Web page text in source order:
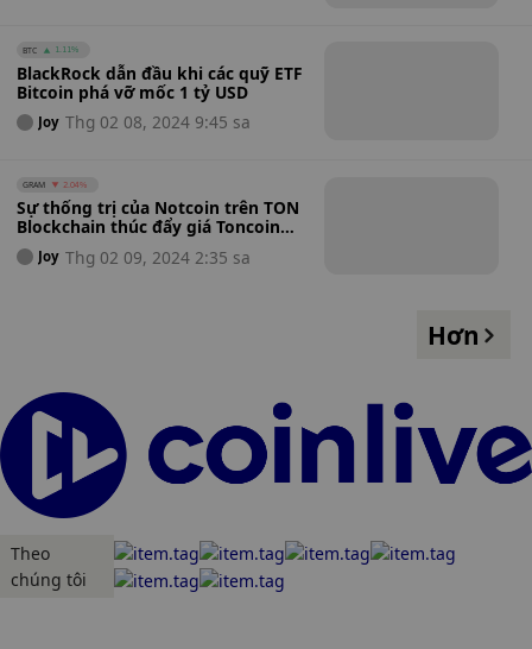
BTC 1.11%
BlackRock dẫn đầu khi các quỹ ETF
Bitcoin phá vỡ mốc 1 tỷ USD
Joy Thg 02 08, 2024 9:45 sa
GRAM 2.04%
Sự thống trị của Notcoin trên TON
Blockchain thúc đẩy giá Toncoin
tăng vọt
Joy Thg 02 09, 2024 2:35 sa
Hơn
Theo
chúng tôi